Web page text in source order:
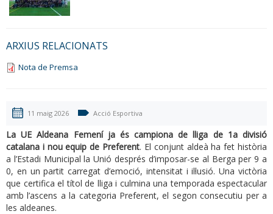
ARXIUS RELACIONATS
Nota de Premsa
11 maig 2026 Acció Esportiva
La UE Aldeana Femení ja és campiona de lliga de 1a divisió
catalana i nou equip de Preferent. El conjunt aldeà ha fet història
a l’Estadi Municipal la Unió després d’imposar-se al Berga per 9 a
0, en un partit carregat d’emoció, intensitat i il·lusió. Una victòria
que certifica el títol de lliga i culmina una temporada espectacular
amb l’ascens a la categoria Preferent, el segon consecutiu per a
les aldeanes.